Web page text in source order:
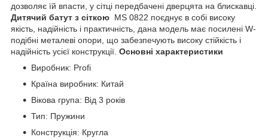
дозволяє їй впасти, у сітці передбачені дверцята на блискавці.
Дитячий батут з сіткою MS 0822 поєднує в собі високу
якість, надійність і практичність, дана модель має посилені W-
подібні металеві опори, що забезпечують високу стійкість і
надійність усієї конструкції. Основні характеристики
Виробник: Profi
Країна виробник: Китай
Вікова група: Від 3 років
Тип: Пружини
Конструкція: Кругла